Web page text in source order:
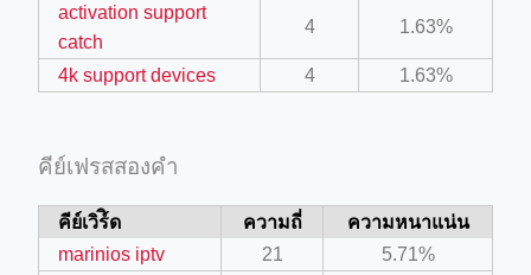
feed-calculator
activation support
catch
4 1.63%
4k support devices 4 1.63%
คีย์เฟรสสองคำ
คีย์เวิร์ิด ความถี่
ความหนาแน่น
marinios iptv
21
5.71%